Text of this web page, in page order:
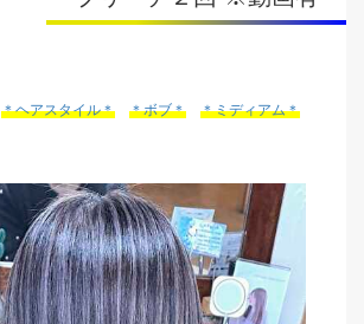
＊ヘアスタイル＊ ＊ボブ＊ ＊ミディアム＊